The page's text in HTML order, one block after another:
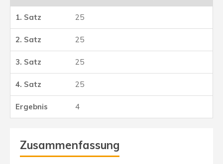
25
25
25
25
4
Zusammenfassung